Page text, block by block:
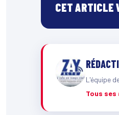
CET ARTICLE
L'équipe
Tous